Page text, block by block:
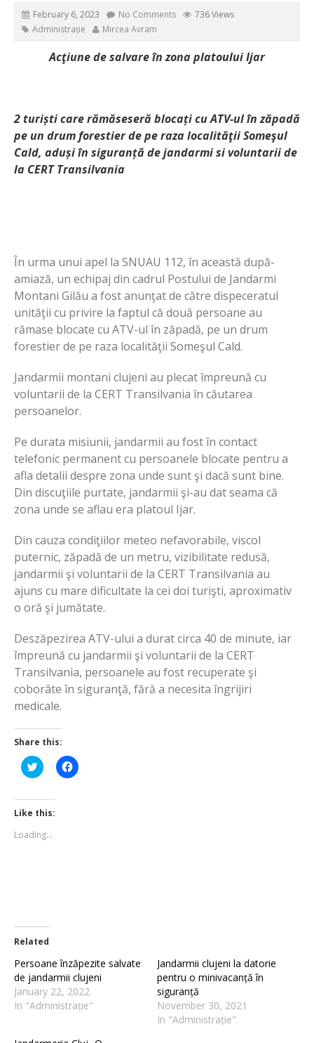
February 6, 2023 No Comments
736 Views
Administrație
Mircea Avram
Acţiune de salvare în zona platoului Ijar
2 turiști care rămăseseră blocați cu ATV-ul în zăpadă
pe un drum forestier de pe raza localităţii Someşul
Cald, aduși în siguranță de jandarmi si voluntarii de
la CERT Transilvania
În urma unui apel la SNUAU 112, în această după-
amiază, un echipaj din cadrul Postului de Jandarmi
Montani Gilău a fost anunţat de către dispeceratul
unităţii cu privire la faptul că două persoane au
rămase blocate cu ATV-ul în zăpadă, pe un drum
forestier de pe raza localităţii Someşul Cald.
Jandarmii montani clujeni au plecat împreună cu
voluntarii de la CERT Transilvania în căutarea
persoanelor.
Pe durata misiunii, jandarmii au fost în contact
telefonic permanent cu persoanele blocate pentru a
afla detalii despre zona unde sunt şi dacă sunt bine.
Din discuţiile purtate, jandarmii şi-au dat seama că
zona unde se aflau era platoul Ijar.
Din cauza condiţiilor meteo nefavorabile, viscol
puternic, zăpadă de un metru, vizibilitate redusă,
jandarmii şi voluntarii de la CERT Transilvania au
ajuns cu mare dificultate la cei doi turişti, aproximativ
o oră şi jumătate.
Deszăpezirea ATV-ului a durat circa 40 de minute, iar
împreună cu jandarmii şi voluntarii de la CERT
Transilvania, persoanele au fost recuperate şi
coborâte în siguranţă, fără a necesita îngrijiri
medicale.
Share this:
Click
to
Twitter
(Opens
in
window)
Click
to
Like this:
Loading...
Related
Persoane înzăpezite salvate
de jandarmii clujeni
January 22, 2022
In "Administrație"
Jandarmii clujeni la datorie
pentru o minivacanță în
siguranță
November 30, 2021
In "Administrație"